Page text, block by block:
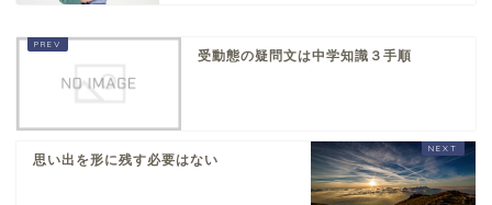
受動態の疑問文は中学知識３手順
思い出を形に残す必要はない